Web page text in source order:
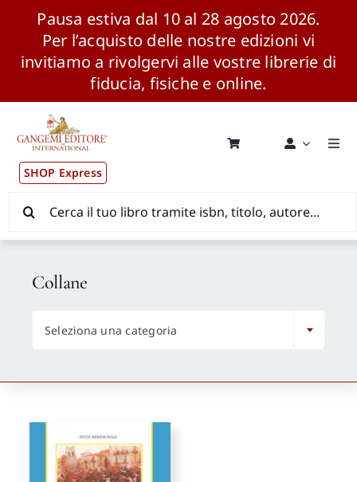
Pausa estiva dal 10 al 28 agosto 2026.
Per l’acquisto delle nostre edizioni vi
invitiamo a rivolgervi alle vostre librerie di
fiducia, fisiche e online.
contenuto
SHOP Express
Pubblicazioni
News ed Eventi
Distribuzione Wolrdwide
CONSIP / MEPA / ANVUR / CINECA
Autori
per:
Collane
Seleziona una categoria